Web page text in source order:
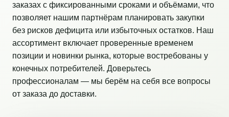
заказах с фиксированными сроками и объёмами, что
позволяет нашим партнёрам планировать закупки
без рисков дефицита или избыточных остатков. Наш
ассортимент включает проверенные временем
позиции и новинки рынка, которые востребованы у
конечных потребителей. Доверьтесь
профессионалам — мы берём на себя все вопросы
от заказа до доставки.